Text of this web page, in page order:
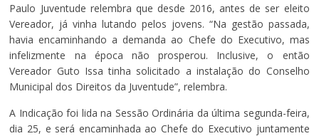
Paulo Juventude relembra que desde 2016, antes de ser eleito
Vereador, já vinha lutando pelos jovens. “Na gestão passada,
havia encaminhando a demanda ao Chefe do Executivo, mas
infelizmente na época não prosperou. Inclusive, o então
Vereador Guto Issa tinha solicitado a instalação do Conselho
Municipal dos Direitos da Juventude”, relembra.
A Indicação foi lida na Sessão Ordinária da última segunda-feira,
dia 25, e será encaminhada ao Chefe do Executivo juntamente